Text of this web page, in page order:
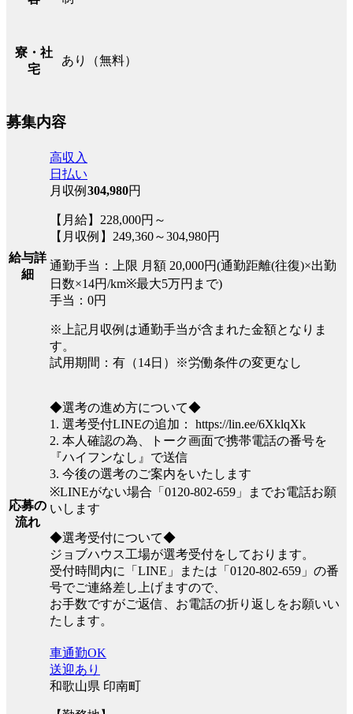
寮・社
宅
あり（無料）
募集内容
給与詳
細
高収入
日払い
月収例 304,980円
【月給】228,000円～
【月収例】249,360～304,980円
通勤手当：上限 月額 20,000円(通勤距離(往復)×出勤
日数×14円/km※最大5万円まで)
手当：0円
※上記月収例は通勤手当が含まれた金額となりま
す。
試用期間：有（14日）※労働条件の変更なし
応募の
流れ
◆選考の進め方について◆
1. 選考受付LINEの追加： https://lin.ee/6XklqXk
2. 本人確認の為、トーク画面で携帯電話の番号を
『ハイフンなし』で送信
3. 今後の選考のご案内をいたします
※LINEがない場合「0120-802-659」までお電話お願
いします
◆選考受付について◆
ジョブハウス工場が選考受付をしております。
受付時間内に「LINE」または「0120-802-659」の番
号でご連絡差し上げますので、
お手数ですがご返信、お電話の折り返しをお願いい
たします。
車通勤OK
送迎あり
和歌山県 印南町